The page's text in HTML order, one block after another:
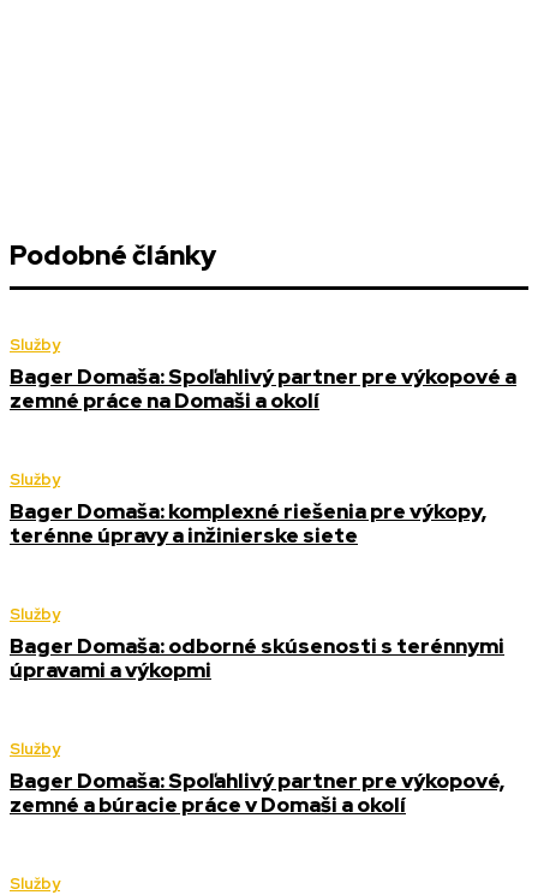
Podobné články
Služby
Bager Domaša: Spoľahlivý partner pre výkopové a
zemné práce na Domaši a okolí
Služby
Bager Domaša: komplexné riešenia pre výkopy,
terénne úpravy a inžinierske siete
Služby
Bager Domaša: odborné skúsenosti s terénnymi
úpravami a výkopmi
Služby
Bager Domaša: Spoľahlivý partner pre výkopové,
zemné a búracie práce v Domaši a okolí
Služby